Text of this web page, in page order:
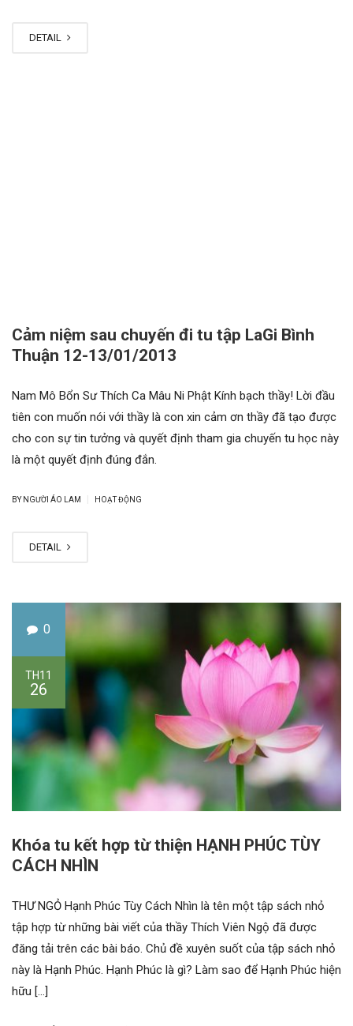
DETAIL
Cảm niệm sau chuyến đi tu tập LaGi Bình
Thuận 12-13/01/2013
Nam Mô Bổn Sư Thích Ca Mâu Ni Phật Kính bạch thầy! Lời đầu
tiên con muốn nói với thầy là con xin cảm ơn thầy đã tạo được
cho con sự tin tưởng và quyết định tham gia chuyến tu học này
là một quyết định đúng đắn.
BY NGƯỜI ÁO LAM HOẠT ĐỘNG
DETAIL
0
TH11
26
Khóa tu kết hợp từ thiện HẠNH PHÚC TÙY
CÁCH NHÌN
THƯ NGỎ Hạnh Phúc Tùy Cách Nhìn là tên một tập sách nhỏ
tập hợp từ những bài viết của thầy Thích Viên Ngộ đã được
đăng tải trên các bài báo. Chủ đề xuyên suốt của tập sách nhỏ
này là Hạnh Phúc. Hạnh Phúc là gì? Làm sao để Hạnh Phúc hiện
hữu […]